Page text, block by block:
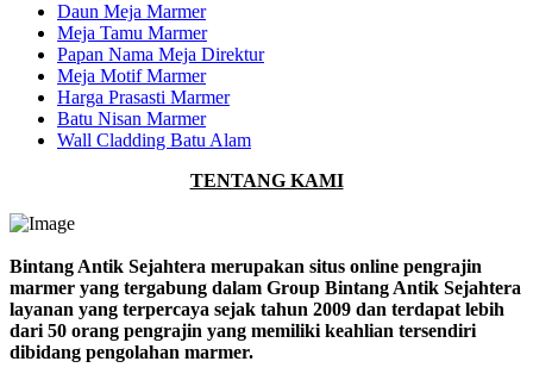
Daun Meja Marmer
Meja Tamu Marmer
Papan Nama Meja Direktur
Meja Motif Marmer
Harga Prasasti Marmer
Batu Nisan Marmer
Wall Cladding Batu Alam
TENTANG KAMI
Bintang Antik Sejahtera merupakan situs online pengrajin
marmer yang tergabung dalam Group Bintang Antik Sejahtera
layanan yang terpercaya sejak tahun 2009 dan terdapat lebih
dari 50 orang pengrajin yang memiliki keahlian tersendiri
dibidang pengolahan marmer.